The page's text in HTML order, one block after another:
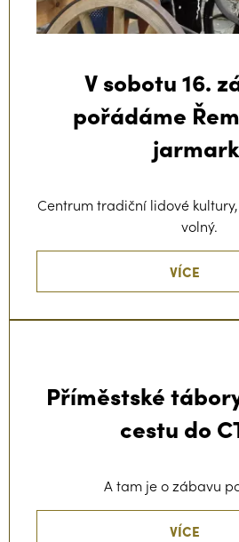
V sobotu 16.
pořádáme
Centrum tradiční lidové kultury,
volný.
VÍCE
Příměstské
cestu do
A tam je o zábavu
VÍCE